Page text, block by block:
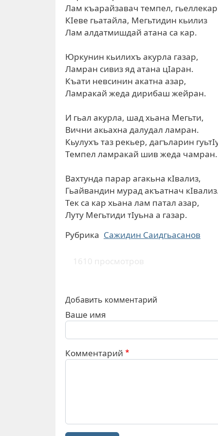
Лам къарайзавач темпел,
КІеве гьатайла, Мегьтидин кьилиз
Лам алдатмишдай атана са кар.
Юркунин кьилихъ акурла газар,
Ламран сивиз яд атана цІаран.
Къати невсинин акатна азар,
Ламракай жеда дирибаш жейран.
И гьал акурла, шад хьана Мегьти,
Вични акьахна далудал ламран.
Кьулухъ таз рекьер, дагъларин
Темпел ламракай шив жеда чамран.
Вахтунда парар агакьна кІвализ,
Гьайвандин мурад акъатнач
Тек са кар хьана лам патал азар,
Луту Мегьтиди тІуьна а газар.
Рубрика Сажидин Саидгьасанов
1610 просмотров
Добавить комментарий
Ваше имя
Комментарий